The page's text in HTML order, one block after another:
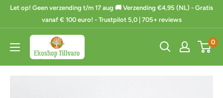
inhoud
Let op! Geen verzending t/m 17 aug 🚚 Verzending €4,95 (NL) - Gratis
vanaf € 100 euro! - Trustpilot 5,0 | 705+ reviews
Ekoshop
Tillvaro
0